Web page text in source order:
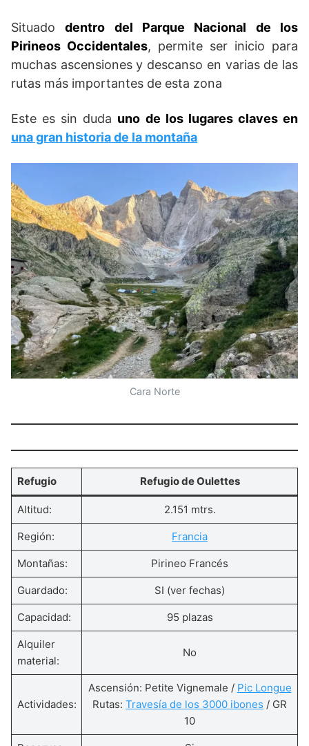
Situadodentro del Parque Nacional de los
Pirineos Occidentales, permite ser inicio para
muchas ascensiones y descanso en varias de las
rutas más importantes de esta zona
Este es sin duda uno de los lugares claves en
una gran historia de la montaña
Cara Norte
Refugio Refugio de Oulettes
Altitud: 2.151 mtrs.
Región: Francia
Montañas: Pirineo Francés
Guardado: SI (ver fechas)
Capacidad: 95 plazas
Alquiler
material:
No
Actividades:
Ascensión: Petite Vignemale / Pic Longue
Rutas: Travesía de los 3000 ibones / GR
10